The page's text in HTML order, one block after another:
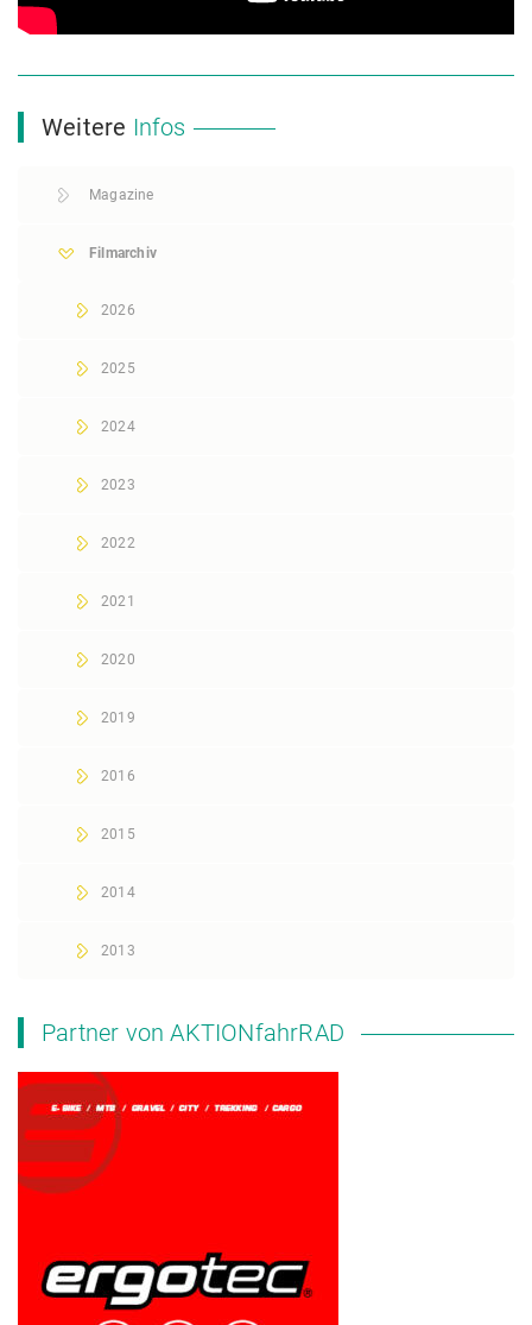
Weitere Infos
Magazine
Filmarchiv
2026
2025
2024
2023
2022
2021
2020
2019
2016
2015
2014
2013
Partner von AKTIONfahrRAD